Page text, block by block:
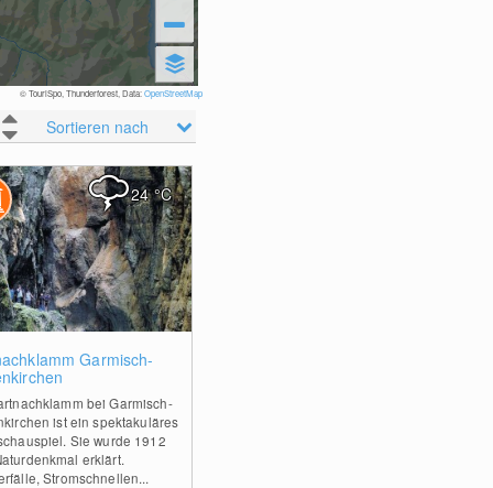
© TouriSpo, Thunderforest, Data:OpenStreetMap
Sortieren nach
Garmisch-
bei Garmisch-
ist ein spektakuläres
Sie wurde 1912
erklärt.
Stromschnellen...
24°C